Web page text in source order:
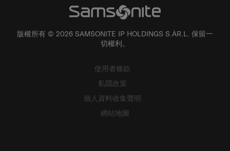
版權所有 © 2026 SAMSONITE IP HOLDINGS S.ÀR.L. 保留一
切權利。
使用者條款
私隱政策
個人資料收集聲明
網站地圖